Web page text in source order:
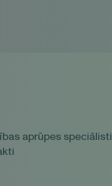
aprūpes speciālisti